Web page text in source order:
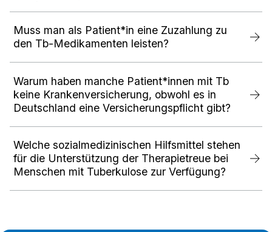
Muss man als Patient*in eine Zuzahlung zu
den Tb-Medikamenten leisten?
Warum haben manche Patient*innen mit Tb
keine Krankenversicherung, obwohl es in
Deutschland eine Versicherungspflicht gibt?
Welche sozialmedizinischen Hilfsmittel stehen
für die Unterstützung der Therapietreue bei
Menschen mit Tuberkulose zur Verfügung?